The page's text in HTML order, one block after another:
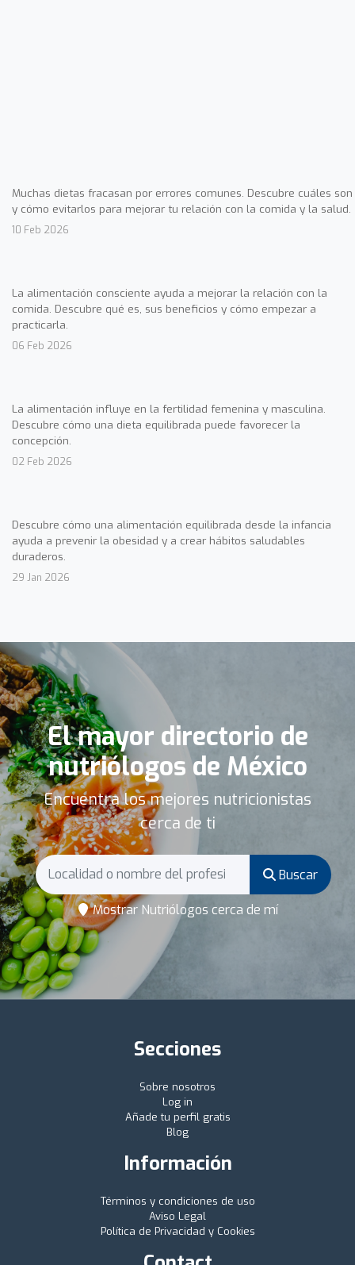
Muchas dietas fracasan por errores comunes. Descubre cuáles son
y cómo evitarlos para mejorar tu relación con la comida y la salud.
10 Feb 2026
La alimentación consciente ayuda a mejorar la relación con la
comida. Descubre qué es, sus beneficios y cómo empezar a
practicarla.
06 Feb 2026
La alimentación influye en la fertilidad femenina y masculina.
Descubre cómo una dieta equilibrada puede favorecer la
concepción.
02 Feb 2026
Descubre cómo una alimentación equilibrada desde la infancia
ayuda a prevenir la obesidad y a crear hábitos saludables
duraderos.
29 Jan 2026
El mayor directorio de
nutriólogos de México
Encuentra los mejores nutricionistas
cerca de ti
Buscar
Mostrar Nutriólogos cerca de mí
Secciones
Sobre nosotros
Log in
Añade tu perfil gratis
Blog
Información
Términos y condiciones de uso
Aviso Legal
Política de Privacidad y Cookies